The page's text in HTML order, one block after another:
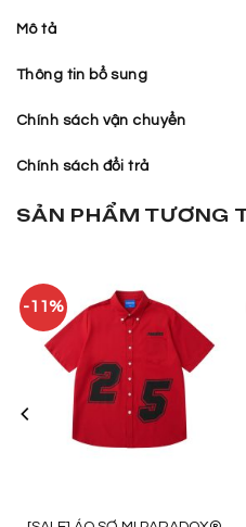
Mô tả
Thông tin bổ sung
Chính sách vận chuyển
Chính sách đổi trả
SẢN PHẨM TƯƠNG
-11%